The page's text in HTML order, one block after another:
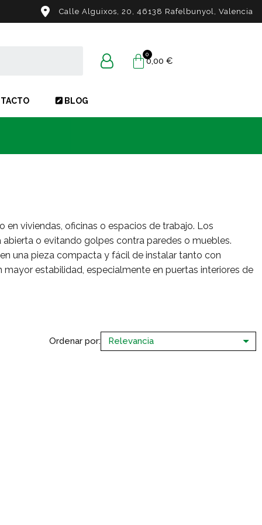
Calle Alguixos, 20, 46138 Rafelbunyol, Valencia
0,00 €
BLOG
viviendas, oficinas o espacios de trabajo. Los
o evitando golpes contra paredes o muebles.
una pieza compacta y fácil de instalar tanto con
estabilidad, especialmente en puertas interiores de
Ordenar por: